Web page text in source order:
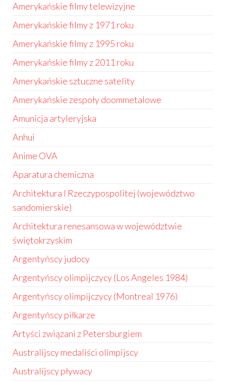
Amerykańskie filmy telewizyjne
Amerykańskie filmy z 1971 roku
Amerykańskie filmy z 1995 roku
Amerykańskie filmy z 2011 roku
Amerykańskie sztuczne satelity
Amerykańskie zespoły doommetalowe
Amunicja artyleryjska
Anhui
Anime OVA
Aparatura chemiczna
Architektura I Rzeczypospolitej (województwo
sandomierskie)
Architektura renesansowa w województwie
świętokrzyskim
Argentyńscy judocy
Argentyńscy olimpijczycy (Los Angeles 1984)
Argentyńscy olimpijczycy (Montreal 1976)
Argentyńscy piłkarze
Artyści związani z Petersburgiem
Australijscy medaliści olimpijscy
Australijscy pływacy